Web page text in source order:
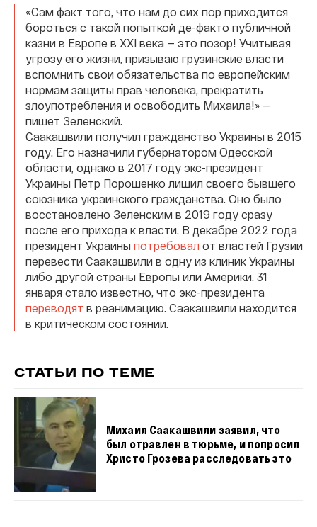
«Сам факт того, что нам до сих пор приходится
бороться с такой попыткой де-факто публичной
казни в Европе в XXI века — это позор! Учитывая
угрозу его жизни, призываю грузинские власти
вспомнить свои обязательства по европейским
нормам защиты прав человека, прекратить
злоупотребления и освободить Михаила!» —
пишет Зеленский.
Саакашвили получил гражданство Украины в 2015
году. Его назначили губернатором Одесской
области, однако в 2017 году экс-президент
Украины Петр Порошенко лишил своего бывшего
союзника украинского гражданства. Оно было
восстановлено Зеленским в 2019 году сразу
после его прихода к власти. В декабре 2022 года
президент Украины потребовал от властей Грузии
перевести Саакашвили в одну из клиник Украины
либо другой страны Европы или Америки. 31
января стало известно, что экс-президента
переводят в реанимацию. Саакашвили находится
в критическом состоянии.
СТАТЬИ ПО ТЕМЕ
Михаил Саакашвили заявил, что
был отравлен в тюрьме, и попросил
Христо Грозева расследовать это